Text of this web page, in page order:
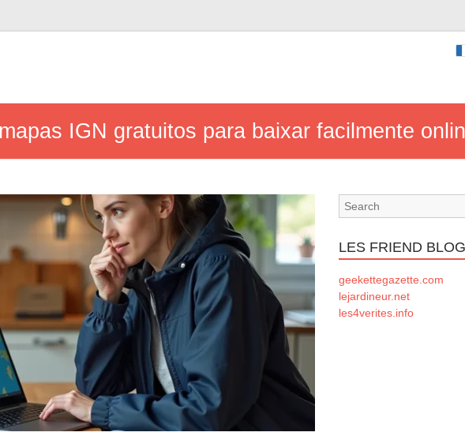
IGN gratuitos para baixar facilmente
LES FRIEND
geekettegazette.com
lejardineur.net
les4verites.info